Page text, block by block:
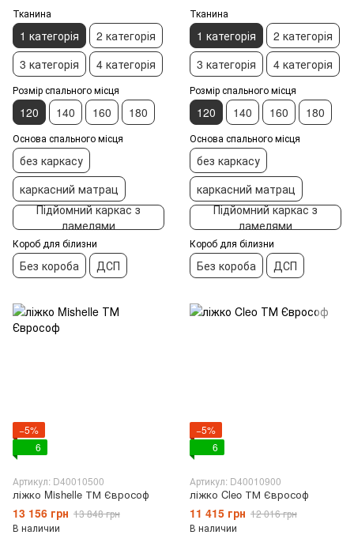
Тканина
1 категорія
2 категорія
3 категорія
4 категорія
Розмір спального місця
120 140 160 180
Основа спального місця
без каркасу
каркасний матрац
Підйомний каркас з
ламелями
Короб для білизни
Без короба ДСП
Тканина
1 категорія
2 категорія
3 категорія
4 категорія
Розмір спального місця
120 140 160 180
Основа спального місця
без каркасу
каркасний матрац
Підйомний каркас з
ламелями
Короб для білизни
Без короба ДСП
−5%
6
Артикул: D40010500
ліжко Mishelle ТМ Єврософ
13 156 грн 13 848 грн
В наличии
−5%
6
Артикул: D40010900
ліжко Cleo ТМ Єврософ
11 415 грн 12 016 грн
В наличии